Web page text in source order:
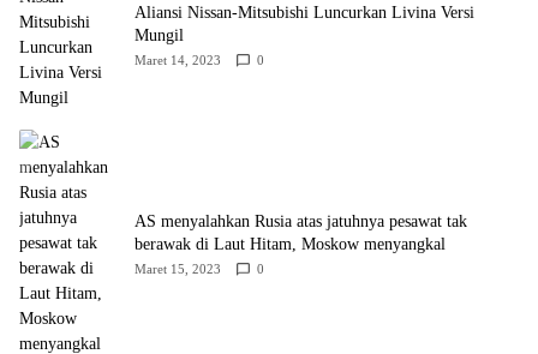
Aliansi Nissan-Mitsubishi Luncurkan Livina Versi
Mungil
Maret 14, 2023 0
AS menyalahkan Rusia atas jatuhnya pesawat tak
berawak di Laut Hitam, Moskow menyangkal
Maret 15, 2023 0